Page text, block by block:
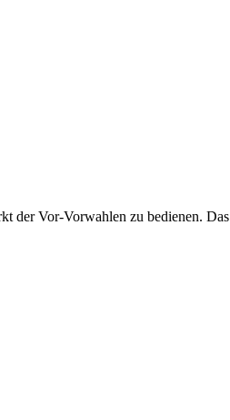
der Vor-Vorwahlen zu bedienen.